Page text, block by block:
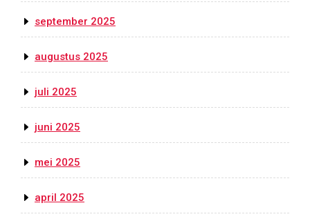
september 2025
augustus 2025
juli 2025
juni 2025
mei 2025
april 2025